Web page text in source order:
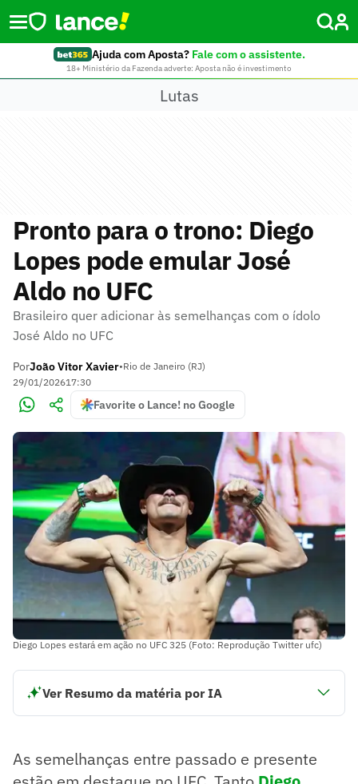
Ajuda com Aposta? Fale com o assistente.
18+ Ministério da Fazenda adverte: Aposta não é investimento
Lutas
Pronto para o trono: Diego
Lopes pode emular José
Aldo no UFC
Brasileiro quer adicionar às semelhanças com o ídolo
José Aldo no UFC
PorJoão Vitor Xavier•Rio de Janeiro (RJ)
29/01/202617:30
Favorite o Lance! no Google
Diego Lopes estará em ação no UFC 325 (Foto: Reprodução Twitter ufc)
Ver Resumo da matéria por IA
Aldo já foi.
Ambos enfrentaram dificuldades antes de se destacarem
As semelhanças entre passado e presente